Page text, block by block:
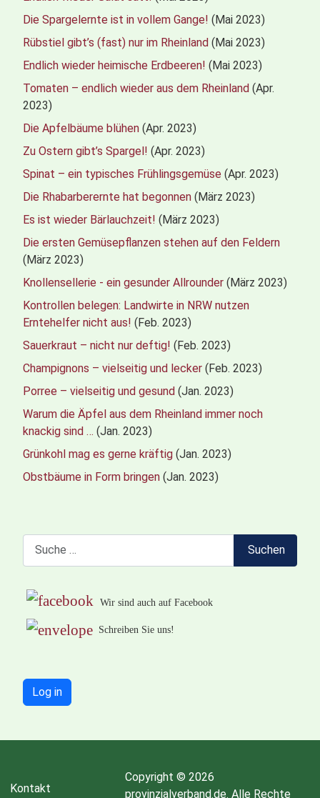
Die Spargelernte ist in vollem Gange! (Mai 2023)
Rübstiel gibt’s (fast) nur im Rheinland (Mai 2023)
Endlich wieder heimische Erdbeeren! (Mai 2023)
Tomaten – endlich wieder aus dem Rheinland (Apr.
2023)
Die Apfelbäume blühen (Apr. 2023)
Zu Ostern gibt’s Spargel! (Apr. 2023)
Spinat – ein typisches Frühlingsgemüse (Apr. 2023)
Die Rhabarberernte hat begonnen (März 2023)
Es ist wieder Bärlauchzeit! (März 2023)
Die ersten Gemüsepflanzen stehen auf den Feldern
(März 2023)
Knollensellerie - ein gesunder Allrounder (März 2023)
Kontrollen belegen: Landwirte in NRW nutzen
Erntehelfer nicht aus! (Feb. 2023)
Sauerkraut – nicht nur deftig! (Feb. 2023)
Champignons – vielseitig und lecker (Feb. 2023)
Porree – vielseitig und gesund (Jan. 2023)
Warum die Äpfel aus dem Rheinland immer noch
knackig sind … (Jan. 2023)
Grünkohl mag es gerne kräftig (Jan. 2023)
Obstbäume in Form bringen (Jan. 2023)
Suchen
Wir sind auch auf Facebook
Schreiben Sie uns!
Log in
Kontakt
Copyright © 2026
provinzialverband.de. Alle Rechte